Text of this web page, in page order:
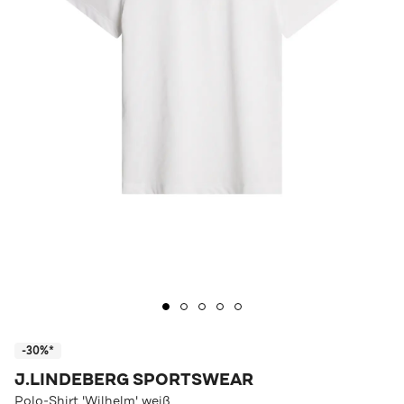
-30%*
J.LINDEBERG SPORTSWEAR
Polo-Shirt 'Wilhelm' weiß